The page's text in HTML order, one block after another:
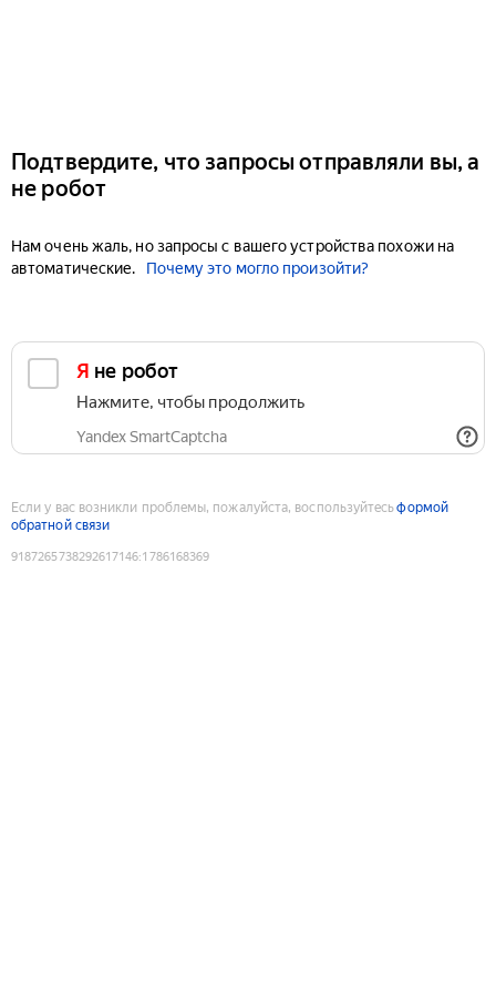
Подтвердите, что запросы отправляли вы, а
не робот
Нам очень жаль, но запросы с вашего устройства похожи на
автоматические.
Почему это могло произойти?
Я не робот
Нажмите, чтобы продолжить
Yandex SmartCaptcha
Если у вас возникли проблемы, пожалуйста, воспользуйтесьформой
обратной связи
9187265738292617146:1786168369